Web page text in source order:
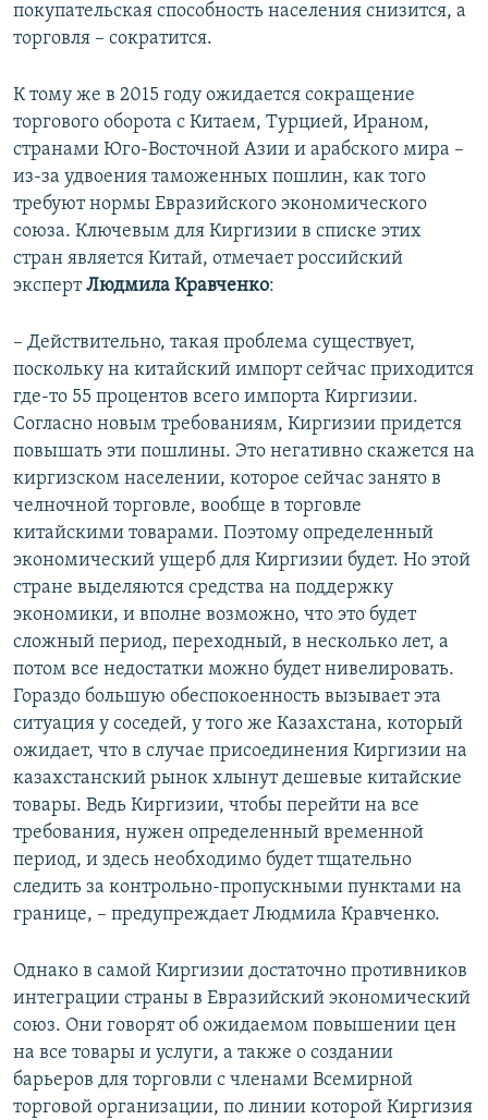
покупательская способность населения снизится, а
торговля – сократится.
К тому же в 2015 году ожидается сокращение
торгового оборота с Китаем, Турцией, Ираном,
странами Юго-Восточной Азии и арабского мира –
из-за удвоения таможенных пошлин, как того
требуют нормы Евразийского экономического
союза. Ключевым для Киргизии в списке этих
стран является Китай, отмечает российский
экспертЛюдмила Кравченко:
– Действительно, такая проблема существует,
поскольку на китайский импорт сейчас приходится
где-то 55 процентов всего импорта Киргизии.
Согласно новым требованиям, Киргизии придется
повышать эти пошлины. Это негативно скажется на
киргизском населении, которое сейчас занято в
челночной торговле, вообще в торговле
китайскими товарами. Поэтому определенный
экономический ущерб для Киргизии будет. Но этой
стране выделяются средства на поддержку
экономики, и вполне возможно, что это будет
сложный период, переходный, в несколько лет, а
потом все недостатки можно будет нивелировать.
Гораздо большую обеспокоенность вызывает эта
ситуация у соседей, у того же Казахстана, который
ожидает, что в случае присоединения Киргизии на
казахстанский рынок хлынут дешевые китайские
товары. Ведь Киргизии, чтобы перейти на все
требования, нужен определенный временной
период, и здесь необходимо будет тщательно
следить за контрольно-пропускными пунктами на
границе, – предупреждает Людмила Кравченко.
Однако в самой Киргизии достаточно противников
интеграции страны в Евразийский экономический
союз. Они говорят об ожидаемом повышении цен
на все товары и услуги, а также о создании
барьеров для торговли с членами Всемирной
торговой организации, по линии которой Киргизия